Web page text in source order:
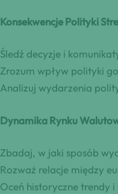
Konsekwencje Polityki
Śledź decyzje i
Zrozum wpływ polityki
Analizuj wydarzenia
Dynamika Rynku
Zbadaj, w jaki sposób
Rozważ relacje między
Oceń historyczne trendy